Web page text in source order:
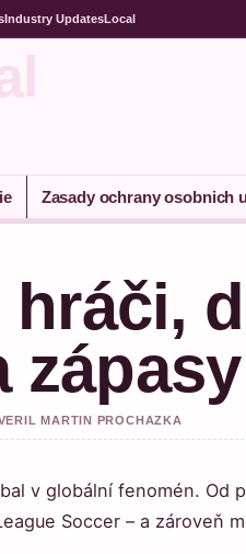
Industry UpdatesLocal
Zasady ochrany osobnich
MARTIN PROCHAZKA
v globální fenomén. Od
Soccer – a zároveň